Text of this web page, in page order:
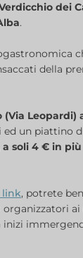
dei
.
della
(Via Leopardi)
un piattino
a soli 4 € in
link, potrete
ai
inizi